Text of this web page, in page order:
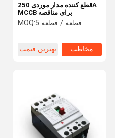
قطع کننده مدار موردی 250A
MCCB برای مناقصه
MOQ: 5 قطعه / قطعه
بهترین قیمت مخاطب